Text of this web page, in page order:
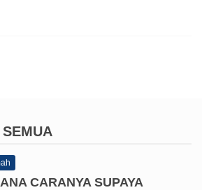
CARANYA SUPAYA